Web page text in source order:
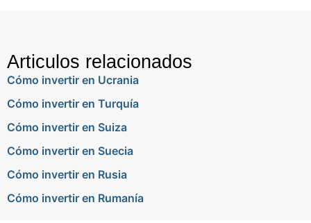
Articulos relacionados
Cómo invertir en Ucrania
Cómo invertir en Turquía
Cómo invertir en Suiza
Cómo invertir en Suecia
Cómo invertir en Rusia
Cómo invertir en Rumanía